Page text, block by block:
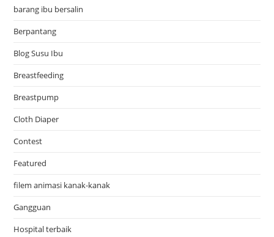
barang ibu bersalin
Berpantang
Blog Susu Ibu
Breastfeeding
Breastpump
Cloth Diaper
Contest
Featured
filem animasi kanak-kanak
Gangguan
Hospital terbaik